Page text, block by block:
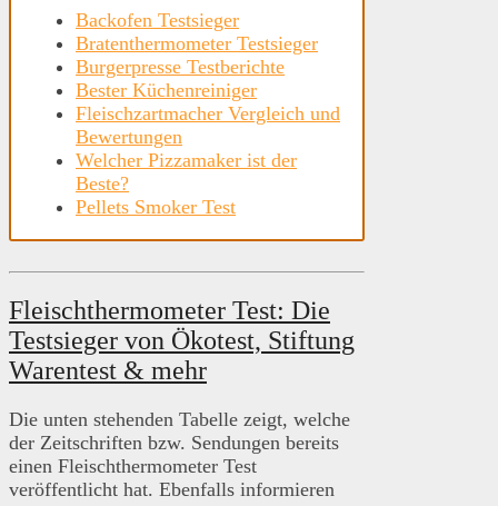
Backofen Testsieger
Bratenthermometer Testsieger
Burgerpresse Testberichte
Bester Küchenreiniger
Fleischzartmacher Vergleich und
Bewertungen
Welcher Pizzamaker ist der
Beste?
Pellets Smoker Test
Fleischthermometer Test: Die
Testsieger von Ökotest, Stiftung
Warentest & mehr
Die unten stehenden Tabelle zeigt, welche
der Zeitschriften bzw. Sendungen bereits
einen Fleischthermometer Test
veröffentlicht hat. Ebenfalls informieren